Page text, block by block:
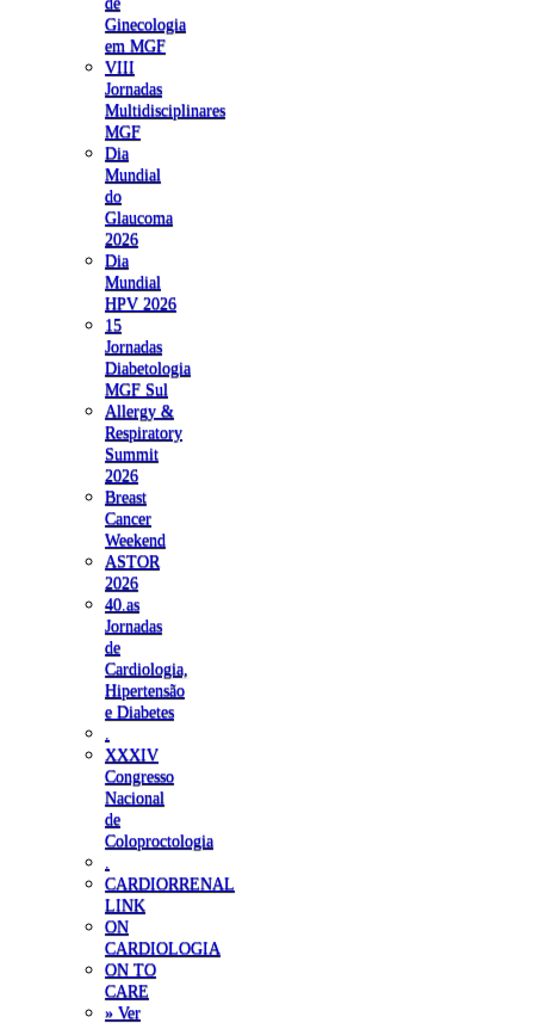
Ginecologia
em MGF
VIII
Jornadas
Multidisciplinares
MGF
Dia
Mundial
do
Glaucoma
2026
Dia
Mundial
HPV 2026
15
Jornadas
Diabetologia
MGF Sul
Allergy &
Respiratory
Summit
2026
Breast
Cancer
Weekend
ASTOR
2026
40.as
Jornadas
de
Cardiologia,
Hipertensão
e Diabetes
XXXIV
Congresso
Nacional
de
Coloproctologia
CARDIORRENAL
LINK
ON
CARDIOLOGIA
ON TO
CARE
» Ver